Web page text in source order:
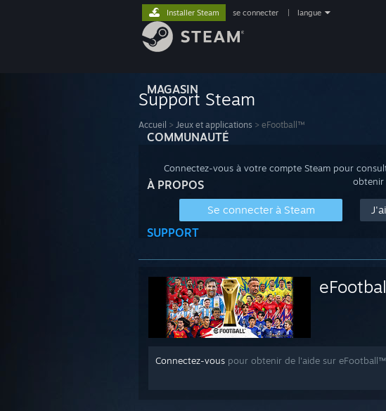
MAGASIN
COMMUNAUTÉ
À PROPOS
SUPPORT
Installer Steam se connecter langue
Support Steam
Accueil > Jeux et applications > eFootball™
Connectez-vous à votre compte Steam pour
obtenir
Se connecter à Steam
Connectez-vous pour obtenir de l'aide sur